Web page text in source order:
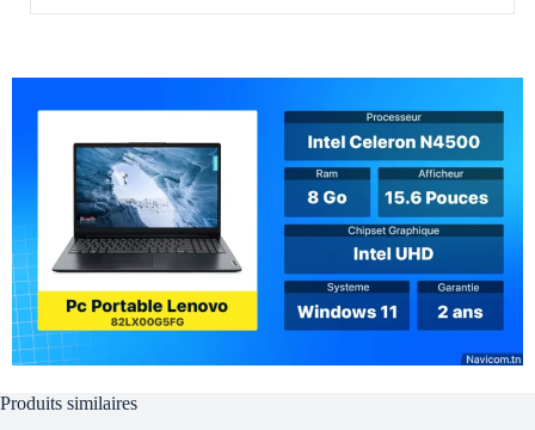
Produits similaires